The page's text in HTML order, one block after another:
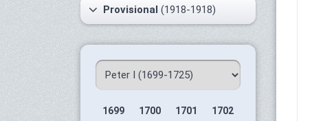
Provisional (1918-1918)
1699 1700 1701
1702